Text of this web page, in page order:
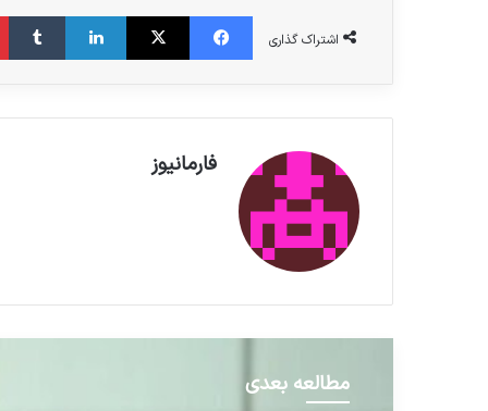
اشتراک گذاری
فیس بوک X لینکدین ‫تامبلر
فارمانیوز
مطالعه بعدی